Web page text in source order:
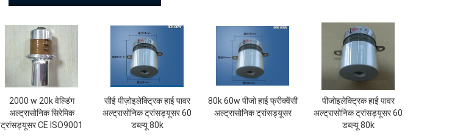
2000 w 20k वेल्डिंग
अल्ट्रासोनिक सिरेमिक
ट्रांसड्यूसर CE ISO9001
सीई पीज़ोइलेक्ट्रिक हाई पावर
अल्ट्रासोनिक ट्रांसड्यूसर 60
डब्ल्यू 80k
80k 60w पीजो हाई फ्रीक्वेंसी
अल्ट्रासोनिक ट्रांसड्यूसर
पीजोइलेक्ट्रिक हाई पावर
अल्ट्रासोनिक ट्रांसड्यूसर 60
डब्ल्यू 80k